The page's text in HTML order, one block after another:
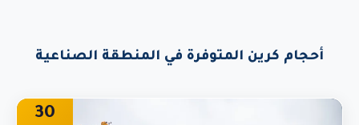
أحجام كرين المتوفرة في المنطقة الصناعية
30